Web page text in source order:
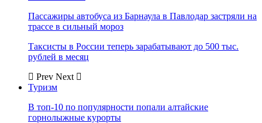
Пассажиры автобуса из Барнаула в Павлодар застряли на
трассе в сильный мороз
Таксисты в России теперь зарабатывают до 500 тыс.
рублей в месяц
Prev Next
Туризм
В топ-10 по популярности попали алтайские
горнолыжные курорты